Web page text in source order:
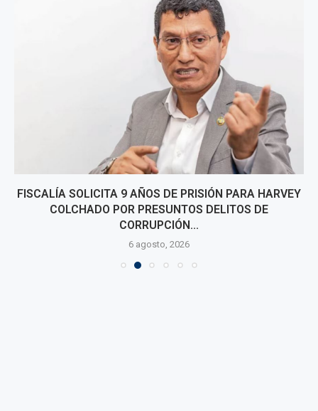
FISCALÍA SOLICITA 9 AÑOS DE PRISIÓN PARA HARVEY
COLCHADO POR PRESUNTOS DELITOS DE
CORRUPCIÓN...
6 agosto, 2026